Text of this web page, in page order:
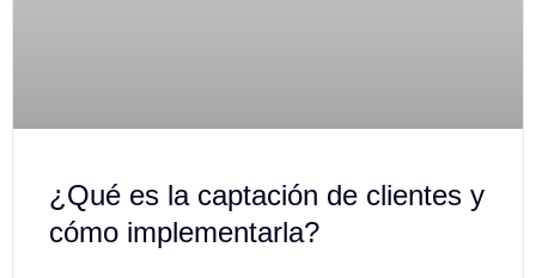
¿Qué es la captación de clientes y
cómo implementarla?